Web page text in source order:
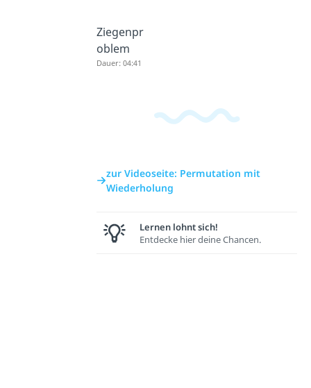
Ziegenpr
oblem
Dauer: 04:41
zur Videoseite: Permutation mit
Wiederholung
Lernen lohnt sich!
Entdecke hier deine Chancen.